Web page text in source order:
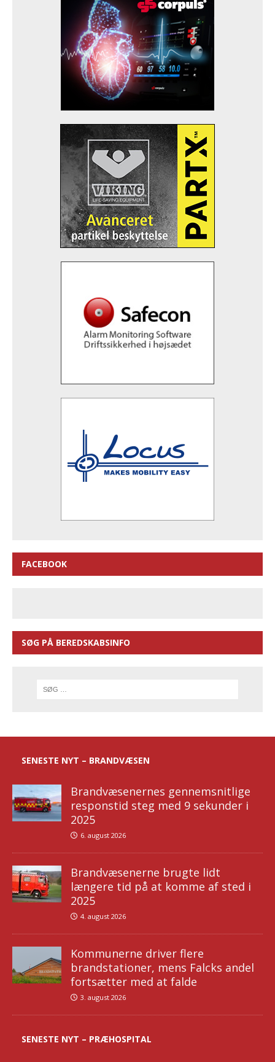
FACEBOOK
SØG PÅ BEREDSKABSINFO
SENESTE NYT – BRANDVÆSEN
Brandvæsenernes gennemsnitlige
responstid steg med 9 sekunder i
2025
6. august 2026
Brandvæsenerne brugte lidt
længere tid på at komme af sted i
2025
4. august 2026
Kommunerne driver flere
brandstationer, mens Falcks andel
fortsætter med at falde
3. august 2026
SENESTE NYT – PRÆHOSPITAL